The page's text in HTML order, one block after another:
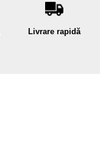
Livrare rapidă